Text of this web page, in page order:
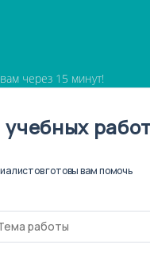
через 15 минут!
готовы вам помочь